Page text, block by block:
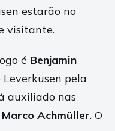
estarão no
visitante.
é Benjamin
pela
auxiliado nas
Marco Achmüller. O